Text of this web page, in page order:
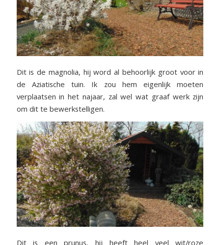
Dit is de magnolia, hij word al behoorlijk groot voor in
de Aziatische tuin. Ik zou hem eigenlijk moeten
verplaatsen in het najaar, zal wel wat graaf werk zijn
om dit te bewerkstelligen.
Dit is een prunus, hij heeft heel veel wit/roze